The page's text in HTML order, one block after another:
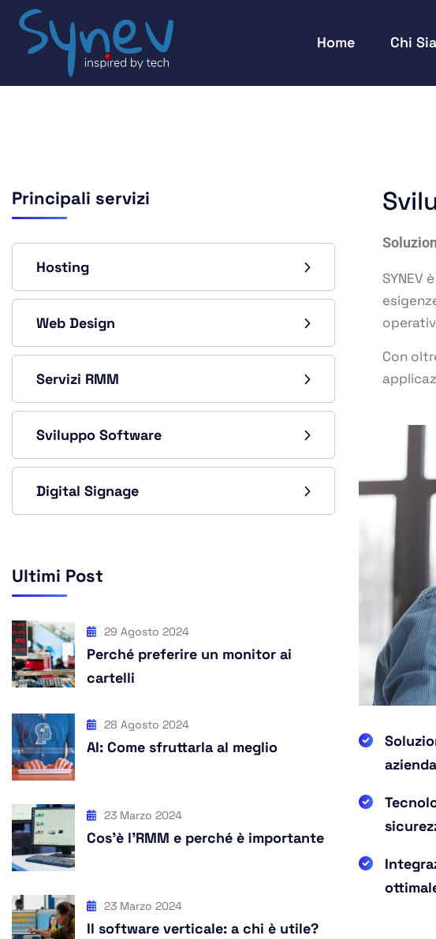
Home Chi
Principali servizi
Hosting
Web Design
Servizi RMM
Sviluppo Software
Digital Signage
Ultimi Post
29 Agosto 2024
Perché preferire un monitor ai
cartelli
28 Agosto 2024
AI: Come sfruttarla al meglio
23 Marzo 2024
Cos’è l’RMM e perché è importante
23 Marzo 2024
Il software verticale: a chi è utile?
Con